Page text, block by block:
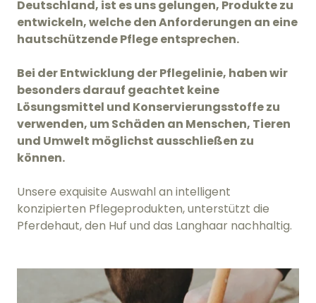
Deutschland, ist es uns gelungen, Produkte zu
entwickeln, welche den Anforderungen an eine
hautschützende Pflege entsprechen.
Bei der Entwicklung der Pflegelinie, haben wir
besonders darauf geachtet keine
Lösungsmittel und Konservierungsstoffe zu
verwenden, um Schäden an Menschen, Tieren
und Umwelt möglichst ausschließen zu
können.
Unsere exquisite Auswahl an intelligent
konzipierten Pflegeprodukten, unterstützt die
Pferdehaut, den Huf und das Langhaar nachhaltig.